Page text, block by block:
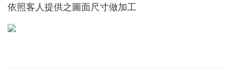
依照客人提供之圖面尺寸做加工